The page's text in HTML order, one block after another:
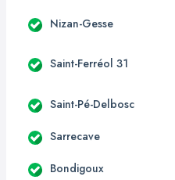
Nizan-Gesse
Saint-Ferréol 31
Saint-Pé-Delbosc
Sarrecave
Bondigoux